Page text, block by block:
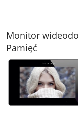
Monitor
Pamięć